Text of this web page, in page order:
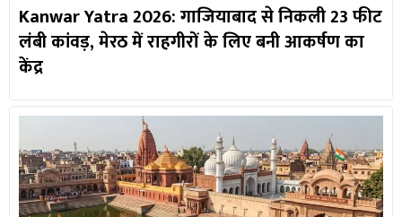
Kanwar Yatra 2026: गाजियाबाद से निकली 23 फीट
लंबी कांवड़, मेरठ में राहगीरों के लिए बनी आकर्षण का
केंद्र